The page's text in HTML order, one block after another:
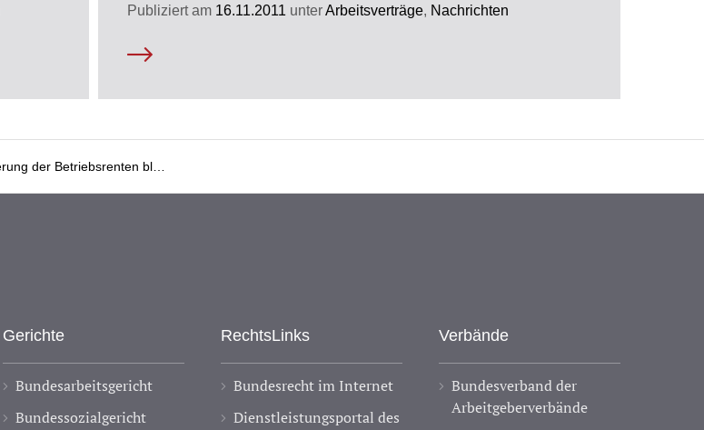
Publiziert am 16.11.2011 unterArbeitsverträge, Nachrichten
Gerichte
Bundesarbeitsgericht
Bundessozialgericht
RechtsLinks
Bundesrecht im Internet
Dienstleistungsportal des
Verbände
Bundesverband der
Arbeitgeberverbände